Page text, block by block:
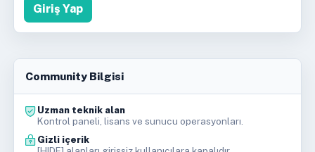
Giriş Yap
Community Bilgisi
Uzman teknik alan
Kontrol paneli, lisans ve sunucu operasyonları.
Gizli içerik